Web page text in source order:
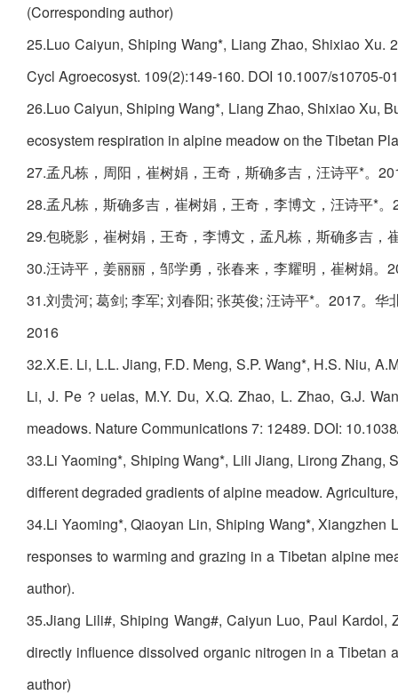
(Corresponding author)
25.Luo Caiyun, Shiping Wang*, Liang Zhao, Shixiao Xu.
Cycl Agroecosyst. 109(2):149-160. DOI 10.1007/s10705-
26.Luo Caiyun, Shiping Wang*, Liang Zhao, Shixiao Xu,
ecosystem respiration in alpine meadow on the Tibetan
27.孟凡栋，周阳，崔树娟，王奇，斯确多吉，汪诗平*。
28.孟凡栋，斯确多吉，崔树娟，王奇，李博文，汪诗平*
29.包晓影，崔树娟，王奇，李博文，孟凡栋，斯确多吉
30.汪诗平，姜丽丽，邹学勇，张春来，李耀明，崔树娟
31.刘贵河; 葛剑; 李军; 刘春阳; 张英俊; 汪诗平*。2017。
2016
32.X.E. Li, L.L. Jiang, F.D. Meng, S.P. Wang*, H.S. Niu,
Li, J. Pe？uelas, M.Y. Du, X.Q. Zhao, L. Zhao, G.J.
meadows. Nature Communications 7: 12489. DOI:
33.Li Yaoming*, Shiping Wang*, Lili Jiang, Lirong Zhang,
different degraded gradients of alpine meadow.
34.Li Yaoming*, Qiaoyan Lin, Shiping Wang*,
responses to warming and grazing in a Tibetan alpine
author).
35.Jiang Lili#, Shiping Wang#, Caiyun Luo, Paul Kardol,
directly influence dissolved organic nitrogen in a Tibetan
author)